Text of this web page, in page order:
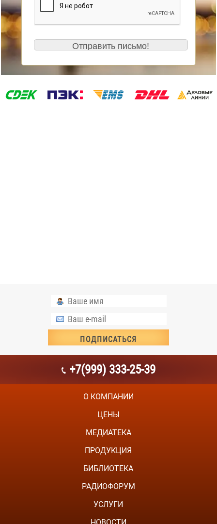
+7(999) 333-25-39
О КОМПАНИИ
ЦЕНЫ
МЕДИАТЕКА
ПРОДУКЦИЯ
БИБЛИОТЕКА
РАДИОФОРУМ
УСЛУГИ